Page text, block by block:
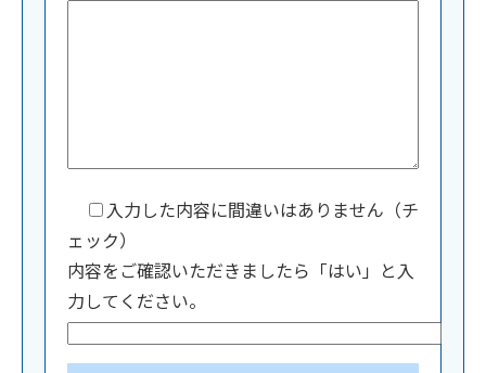
入力した内容に間違いはありません（チ
ェック）
内容をご確認いただきましたら「はい」と入
力してください。